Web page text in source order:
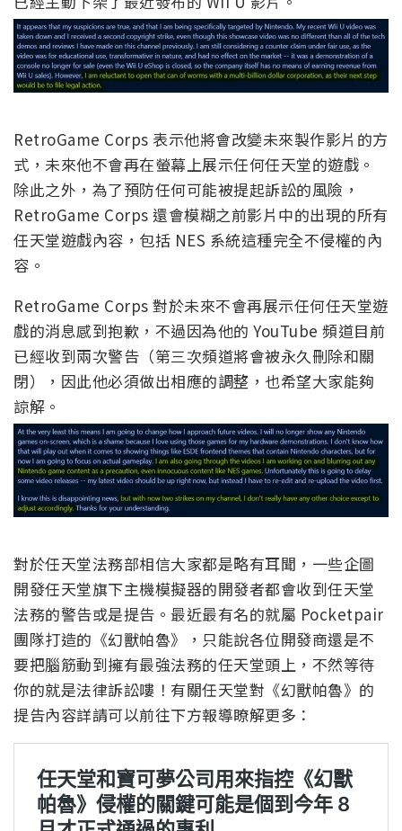
RetroGame Corps 表示他將會改變未來製作影片的方
式，未來他不會再在螢幕上展示任何任天堂的遊戲。
除此之外，為了預防任何可能被提起訴訟的風險，
RetroGame Corps 還會模糊之前影片中的出現的所有
任天堂遊戲內容，包括 NES 系統這種完全不侵權的內
容。
RetroGame Corps 對於未來不會再展示任何任天堂遊
戲的消息感到抱歉，不過因為他的 YouTube 頻道目前
已經收到兩次警告（第三次頻道將會被永久刪除和關
閉），因此他必須做出相應的調整，也希望大家能夠
諒解。
對於任天堂法務部相信大家都是略有耳聞，一些企圖
開發任天堂旗下主機模擬器的開發者都會收到任天堂
法務的警告或是提告。最近最有名的就屬 Pocketpair
團隊打造的《幻獸帕魯》，只能說各位開發商還是不
要把腦筋動到擁有最強法務的任天堂頭上，不然等待
你的就是法律訴訟嘍！有關任天堂對《幻獸帕魯》的
提告內容詳請可以前往下方報導瞭解更多：